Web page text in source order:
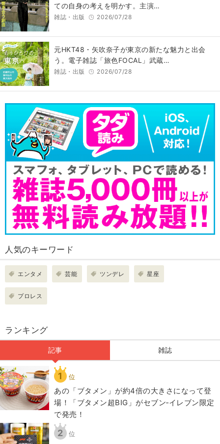
ての自身の考えを明かす。主演…
雑誌・出版 2026/07/28
元HKT48・矢吹奈子が東京の新たな魅力と出会
う。電子雑誌「旅色FOCAL」武蔵…
雑誌・出版 2026/07/28
人気のキーワード
エンタメ 芸能 ツンデレ 星座
プロレス
ランキング
記事 雑誌
1 位
あの「ブタメン」が約4倍の大きさになって登
場！「ブタメン超BIG」がセブン‐イレブン限定
で発売！
2 位